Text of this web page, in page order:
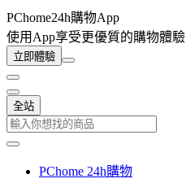
PChome24h購物App
使用App享受更優質的購物體驗
立即體驗
全站
PChome 24h購物